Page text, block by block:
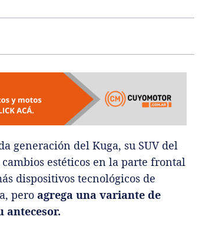
generación del Kuga, su SUV del
estéticos en la parte frontal
dispositivos tecnológicos de
pero agrega una variante de
antecesor.